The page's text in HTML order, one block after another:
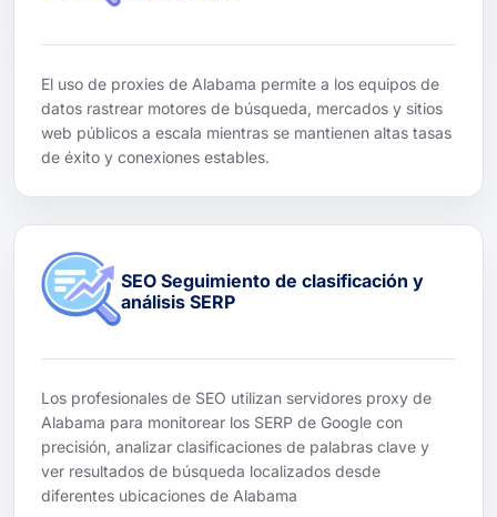
El uso de proxies de Alabama permite a los equipos de
datos rastrear motores de búsqueda, mercados y sitios
web públicos a escala mientras se mantienen altas tasas
de éxito y conexiones estables.
SEO Seguimiento de clasificación y
análisis SERP
Los profesionales de SEO utilizan servidores proxy de
Alabama para monitorear los SERP de Google con
precisión, analizar clasificaciones de palabras clave y
ver resultados de búsqueda localizados desde
diferentes ubicaciones de Alabama